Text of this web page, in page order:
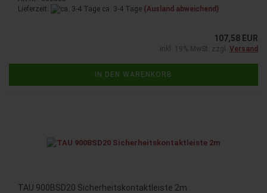
Lieferzeit:
ca. 3-4 Tage (Ausland abweichend)
107,58 EUR
inkl. 19% MwSt. zzgl. Versand
IN DEN WARENKORB
TAU 900BSD20 Si­cher­heits­kon­takt­leis­te 2m